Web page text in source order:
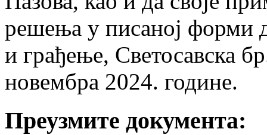
решења у писаној форми
и грађење, Светосавска
новембра 2024. године.
Преузмите документа: